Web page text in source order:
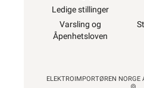
Ledige stillinger
Varsling og
Åpenhetsloven
ELEKTROIMPORTØREN